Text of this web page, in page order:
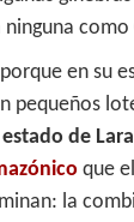
ar
ti
r
ninguna como
en su
pequeños
estado de
que
la